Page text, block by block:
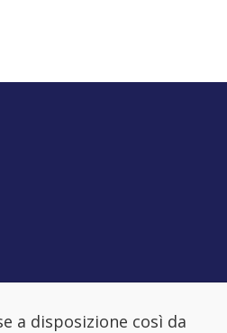
a disposizione così da